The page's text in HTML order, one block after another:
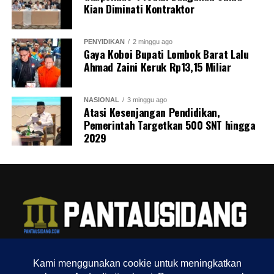
DON'T MISS
Eks Ombudsman Yeka Hendra Fatika Jadi Tersangka
Perintangan Kasus CPO
AAY
Jurnalis / Editor - Pengalaman Majalah, dan Multimedia.
Kian Diminati Kontraktor
PENYIDIKAN 2 minggu ago
Gaya Koboi Bupati Lombok Barat Lalu
Ahmad Zaini Keruk Rp13,15 Miliar
NASIONAL 3 minggu ago
Atasi Kesenjangan Pendidikan,
Pemerintah Targetkan 500 SNT hingga
2029